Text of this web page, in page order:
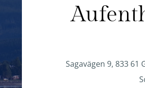
Sagavägen 9, 833 61